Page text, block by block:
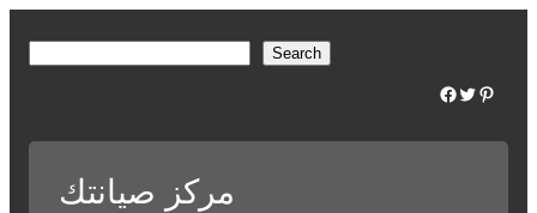
r
Search
Facebook Twitter Pinterest
مركز صيانتك